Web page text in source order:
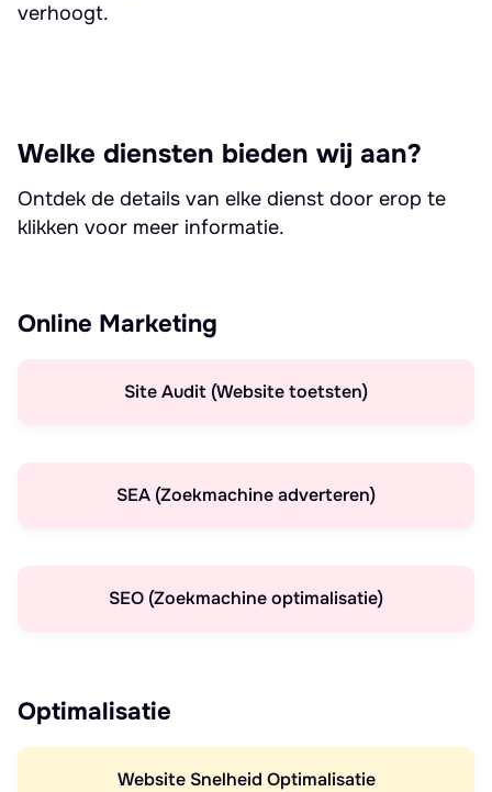
verhoogt.
Welke diensten bieden wij aan?
Ontdek de details van elke dienst door erop te
klikken voor meer informatie.
Online Marketing
Site Audit (Website toetsten)
SEA (Zoekmachine adverteren)
SEO (Zoekmachine optimalisatie)
Optimalisatie
Website Snelheid Optimalisatie